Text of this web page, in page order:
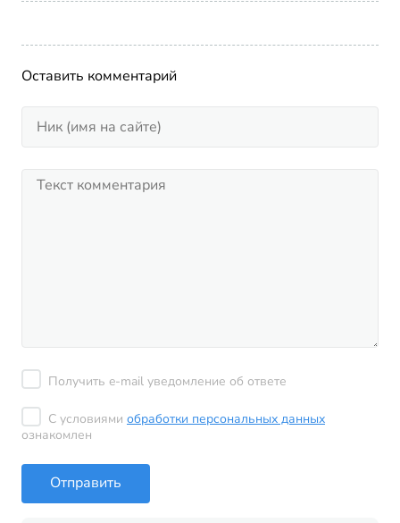
Оставить комментарий
Получить e-mail уведомление об ответе
С условиями обработки персональных данных
ознакомлен
Отправить